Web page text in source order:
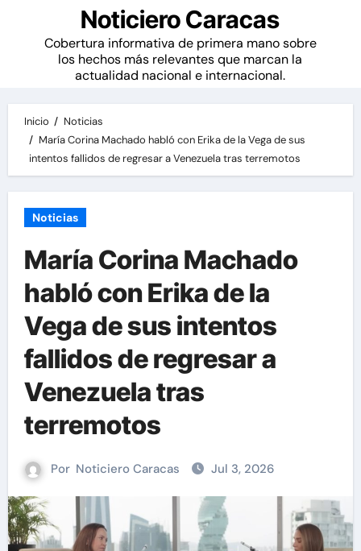
Noticiero Caracas
Cobertura informativa de primera mano sobre
los hechos más relevantes que marcan la
actualidad nacional e internacional.
Inicio
Noticias
María Corina Machado habló con Erika de la Vega de sus
intentos fallidos de regresar a Venezuela tras terremotos
Noticias
María Corina Machado
habló con Erika de la
Vega de sus intentos
fallidos de regresar a
Venezuela tras
terremotos
Por Noticiero Caracas Jul 3, 2026